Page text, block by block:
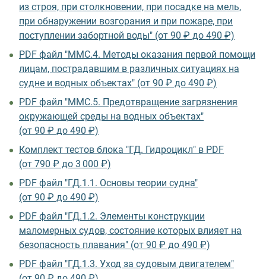
из строя, при столкновении, при посадке на мель,
при обнаружении возгорания и при пожаре, при
поступлении забортной воды" (от 90 ₽ до 490 ₽)
PDF файл "ММС.4. Методы оказания первой помощи
лицам, пострадавшим в различных ситуациях на
судне и водных объектах" (от 90 ₽ до 490 ₽)
PDF файл "ММС.5. Предотвращение загрязнения
окружающей среды на водных объектах"
(от 90 ₽ до 490 ₽)
Комплект тестов блока "ГД. Гидроцикл" в PDF
(от 790 ₽ до 3 000 ₽)
PDF файл "ГД.1.1. Основы теории судна"
(от 90 ₽ до 490 ₽)
PDF файл "ГД.1.2. Элементы конструкции
маломерных судов, состояние которых влияет на
безопасность плавания" (от 90 ₽ до 490 ₽)
PDF файл "ГД.1.3. Уход за судовым двигателем"